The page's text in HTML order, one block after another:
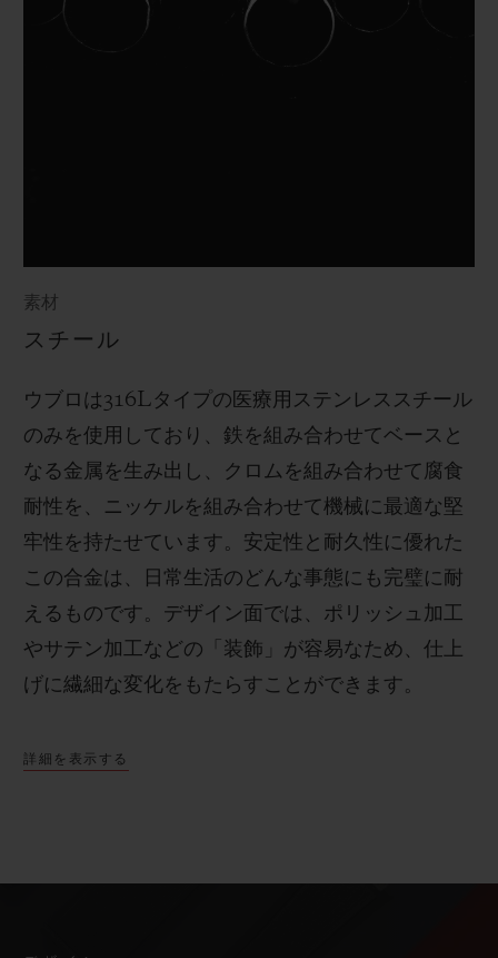
素材
スチール
ウブロは316L タイプの医療用ステンレススチール
のみを使用しており、鉄を組み合わせてベースと
なる金属を生み出し、クロムを組み合わせて腐食
耐性を、ニッケルを組み合わせて機械に最適な堅
牢性を持たせています。安定性と耐久性に優れた
この合金は、日常生活のどんな事態にも完璧に耐
えるものです。 デザイン面では、ポリッシュ加工
やサテン加工などの「装飾」が容易なため、仕上
げに繊細な変化をもたらすことができます。
詳細を表示する